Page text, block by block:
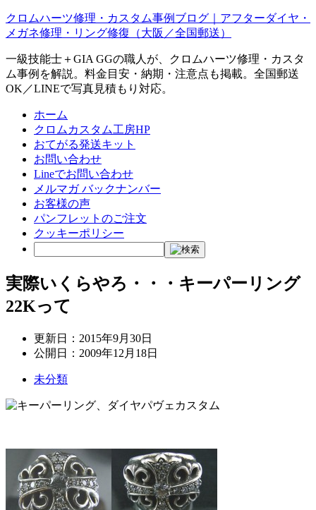
クロムハーツ修理・カスタム事例ブログ｜アフターダイヤ・
メガネ修理・リング修復（大阪／全国郵送）
一級技能士＋GIA GGの職人が、クロムハーツ修理・カスタ
ム事例を解説。料金目安・納期・注意点も掲載。全国郵送
OK／LINEで写真見積もり対応。
ホーム
クロムカスタム工房HP
おてがる発送キット
お問い合わせ
Lineでお問い合わせ
メルマガ バックナンバー
お客様の声
パンフレットのご注文
クッキーポリシー
実際いくらやろ・・・キーパーリング
22Kって
更新日： 2015年9月30日
公開日： 2009年12月18日
未分類